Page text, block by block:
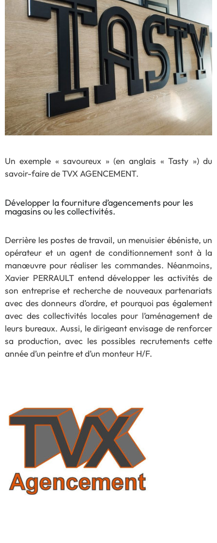
Un exemple « savoureux » (en anglais « Tasty ») du
savoir-faire de TVX AGENCEMENT.
Développer la fourniture d’agencements pour les
magasins ou les collectivités.
Derrière les postes de travail, un menuisier ébéniste, un
opérateur et un agent de conditionnement sont à la
manœuvre pour réaliser les commandes. Néanmoins,
Xavier PERRAULT entend développer les activités de
son entreprise et recherche de nouveaux partenariats
avec des donneurs d’ordre, et pourquoi pas également
avec des collectivités locales pour l’aménagement de
leurs bureaux. Aussi, le dirigeant envisage de renforcer
sa production, avec les possibles recrutements cette
année d’un peintre et d’un monteur H/F.